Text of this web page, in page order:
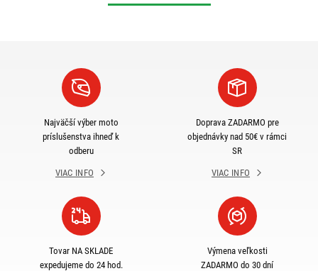
Najväčší výber moto
príslušenstva ihneď k
odberu
VIAC INFO
Doprava ZADARMO pre
objednávky nad 50€ v rámci
SR
VIAC INFO
Tovar NA SKLADE
expedujeme do 24 hod.
Výmena veľkosti
ZADARMO do 30 dní